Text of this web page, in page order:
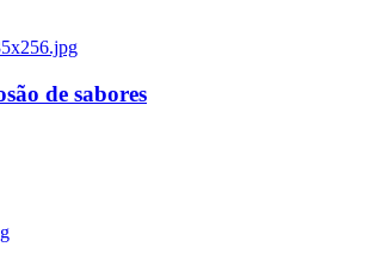
de sabores